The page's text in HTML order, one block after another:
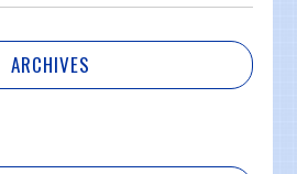
ARCHIVES